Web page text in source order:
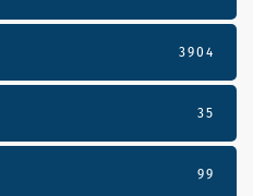
3904
35
99